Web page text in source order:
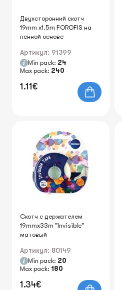
Двухсторонний скотч
19mm x1.5m FOROFIS на
пенной основе
Артикул: 91399
Min pack: 24
Max pack: 240
1.11€
Скотч с держателем
19mmx33m "Invisible"
матовый
Артикул: 80149
Min pack: 20
Max pack: 180
1.34€